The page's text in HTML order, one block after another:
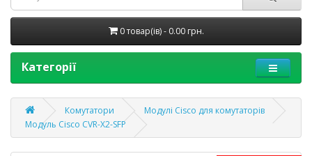
0 товар(ів) - 0.00 грн.
Категорії
Комутатори
Модулі Cisco для комутаторів
Модуль Cisco CVR-X2-SFP